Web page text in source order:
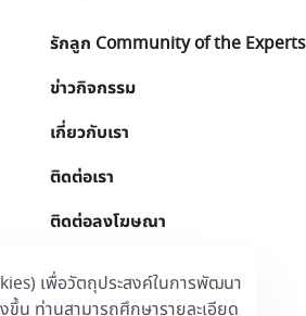
เพื่อวัตถุประสงค์ในการพัฒนา
น ท่านสามารถศึกษารายละเอียด
รักลูก Community of the Experts
ข่าวกิจกรรม
เกี่ยวกับเรา
ติดต่อเรา
ติดต่อลงโฆษณา